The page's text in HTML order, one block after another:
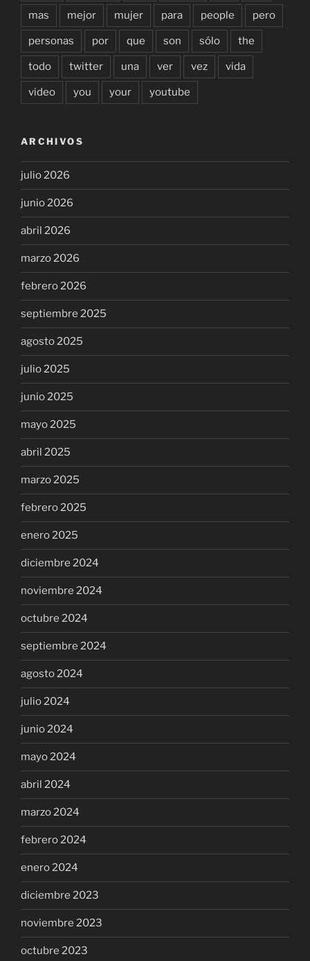
mas mejor mujer para people pero
personas por que son sólo the
todo twitter una ver vez vida
video you your youtube
ARCHIVOS
julio 2026
junio 2026
abril 2026
marzo 2026
febrero 2026
septiembre 2025
agosto 2025
julio 2025
junio 2025
mayo 2025
abril 2025
marzo 2025
febrero 2025
enero 2025
diciembre 2024
noviembre 2024
octubre 2024
septiembre 2024
agosto 2024
julio 2024
junio 2024
mayo 2024
abril 2024
marzo 2024
febrero 2024
enero 2024
diciembre 2023
noviembre 2023
octubre 2023